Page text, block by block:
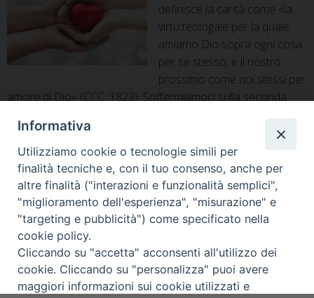
definisce la carità come «la
virtù teologale per la quale
amiamo Dio sopra ogni cosa
per se stesso, e il nostro
prossimo come noi stessi per
amore di Dio» (CCC, 1822). Soffermiamoci sulla seconda
dobbiamo amare “come noi stessi”. Sono certo che ti sia già
capitato di condividere riflessioni sulla carità e
probabilmente ti stai sforzando ogni giorno per …Continua
a leggereCos’è
davvero
la
carità?
10
situazioni
in
»
« Pagina precedente
Diocesi di Alife-Caiazzo
Informativa
Utilizziamo cookie o tecnologie simili per
finalità tecniche e, con il tuo consenso, anche per
altre finalità ("interazioni e funzionalità semplici",
"miglioramento dell'esperienza", "misurazione" e
"targeting e pubblicità") come specificato nella
cookie policy.
Cliccando su "accetta" acconsenti all'utilizzo dei
cookie. Cliccando su "personalizza" puoi avere
maggiori informazioni sui cookie utilizzati e